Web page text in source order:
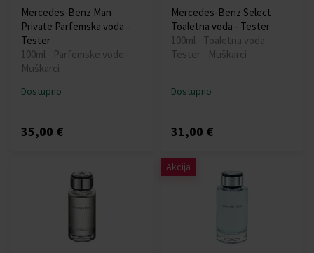
Mercedes-Benz Man
Private Parfemska voda -
Tester
100ml - Parfemske vode -
Muškarci
Dostupno
35,00 €
Mercedes-Benz Select
Toaletna voda - Tester
100ml - Toaletna voda -
Tester - Muškarci
Dostupno
31,00 €
Akcija